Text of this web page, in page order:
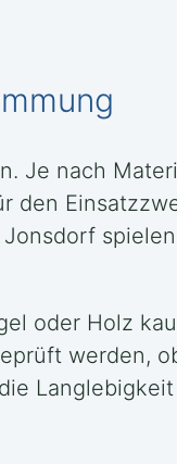
Je nach
den
oder Holz
werden,
Langlebigkeit